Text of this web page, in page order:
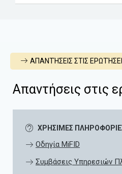
ΑΠΑΝΤΉΣΕΙΣ ΣΤΙΣ
Απαντήσεις στις
ΧΡΗΣΙΜΕΣ
Οδηγία MiFID
Συμβάσεις Υπηρεσιών